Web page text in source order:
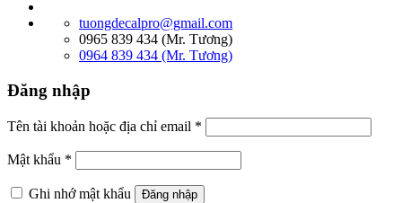
tuongdecalpro@gmail.com
0965 839 434 (Mr. Tương)
0964 839 434 (Mr. Tương)
Đăng nhập
Tên tài khoản hoặc địa chỉ email *
Mật khẩu *
Ghi nhớ mật khẩu Đăng nhập